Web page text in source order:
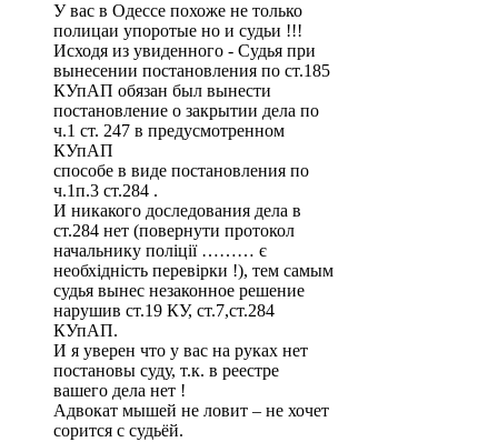
У вас в Одессе похоже не только
полицаи упоротые но и судьи !!!
Исходя из увиденного - Судья при
вынесении постановления по ст.185
КУпАП обязан был вынести
постановление о закрытии дела по
ч.1 ст. 247 в предусмотренном
КУпАП
способе в виде постановления по
ч.1п.3 ст.284 .
И никакого доследования дела в
ст.284 нет (повернути протокол
начальнику поліції ……… є
необхідність перевірки !), тем самым
судья вынес незаконное решение
нарушив ст.19 КУ, ст.7,ст.284
КУпАП.
И я уверен что у вас на руках нет
постановы суду, т.к. в реестре
вашего дела нет !
Адвокат мышей не ловит – не хочет
сорится с судьёй.